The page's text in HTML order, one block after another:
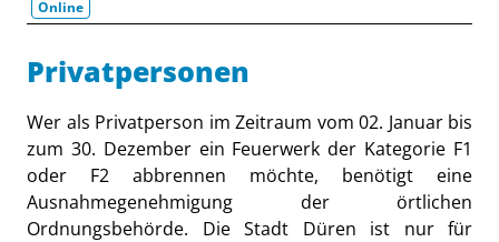
Online
Beschreibung
Privatpersonen
Wer als Privatperson im Zeitraum vom 02. Januar bis
zum 30. Dezember ein Feuerwerk der Kategorie F1
oder F2 abbrennen möchte, benötigt eine
Ausnahmegenehmigung der örtlichen
Ordnungsbehörde. Die Stadt Düren ist nur für